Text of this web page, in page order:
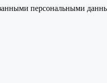
персональными